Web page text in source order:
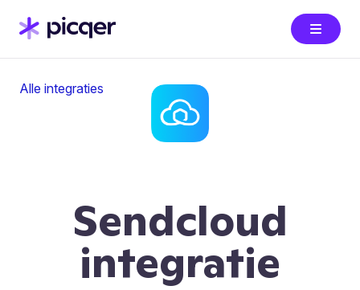
Alle integraties
Sendcloud
integratie